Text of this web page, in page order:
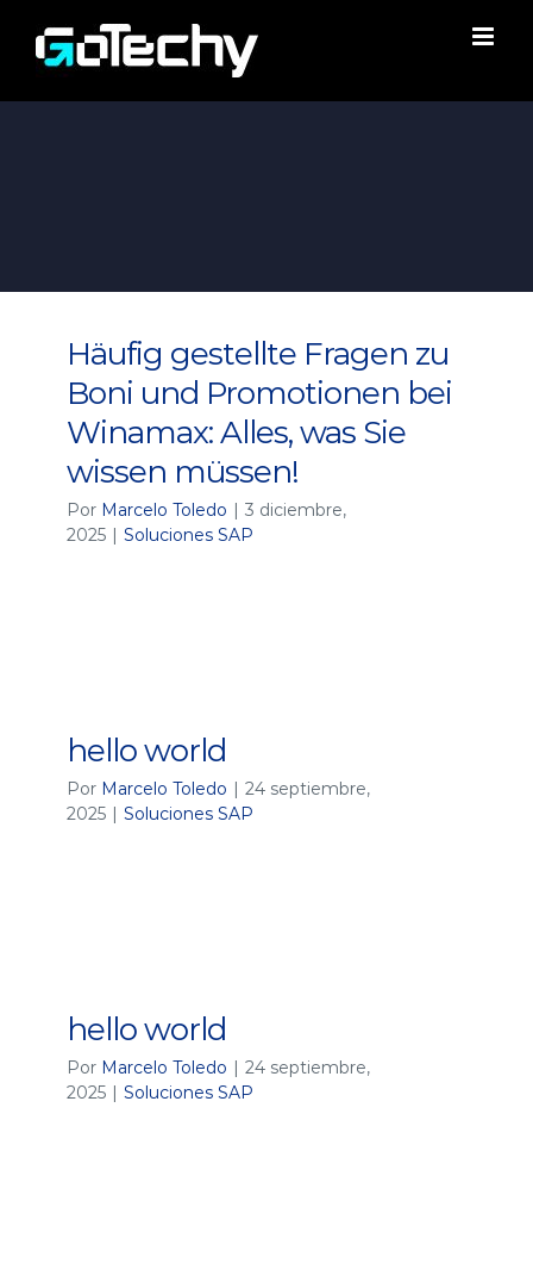
Häufig gestellte Fragen zu
Boni und Promotionen bei
Winamax: Alles, was Sie
wissen müssen!
Por Marcelo Toledo | 3 diciembre,
2025 | Soluciones SAP
hello world
Por Marcelo Toledo | 24 septiembre,
2025 | Soluciones SAP
hello world
Por Marcelo Toledo | 24 septiembre,
2025 | Soluciones SAP